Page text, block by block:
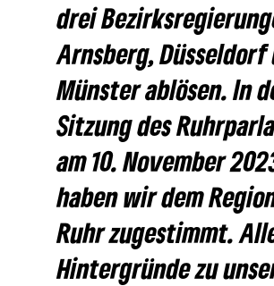
drei
Arns­berg, Düssel­dorf
Münster ablösen. In
Sitzung des
am 10. November
haben wir dem
Ruhr zuge­stimmt.
Hinter­gründe zu